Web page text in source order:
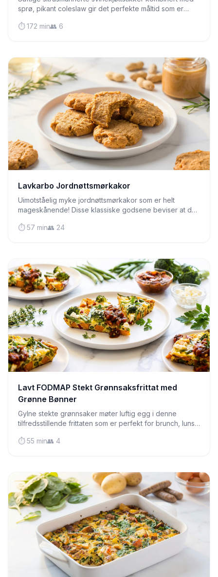
sprø, pikant coleslaw gir det perfekte måltid som er
⏱️ 172 min👥 6
Lavkarbo Jordnøttsmørkakor
Uimotståelig myke jordnøttsmørkakor som er helt
mageskånende! Disse klassiske godsene beviser at du
⏱️ 57 min👥 24
Lavt FODMAP Stekt Grønnsaksfrittat med
Grønne Bønner
Gylne stekte grønnsaker møter luftig egg i denne
tilfredsstillende frittaten som er perfekt for brunch, lunsj
vennlige grønnsaker på.
⏱️ 55 min👥 4